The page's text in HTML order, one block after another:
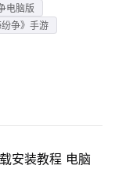
电脑版
纷争》手游
安装教程 电脑